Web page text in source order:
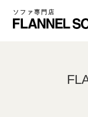
ソファ専門店